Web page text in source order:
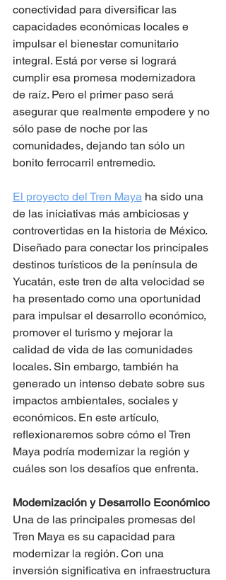
conectividad para diversificar las
capacidades económicas locales e
impulsar el bienestar comunitario
integral. Está por verse si logrará
cumplir esa promesa modernizadora
de raíz. Pero el primer paso será
asegurar que realmente empodere y no
sólo pase de noche por las
comunidades, dejando tan sólo un
bonito ferrocarril entremedio.
El proyecto del Tren Maya ha sido una
de las iniciativas más ambiciosas y
controvertidas en la historia de México.
Diseñado para conectar los principales
destinos turísticos de la península de
Yucatán, este tren de alta velocidad se
ha presentado como una oportunidad
para impulsar el desarrollo económico,
promover el turismo y mejorar la
calidad de vida de las comunidades
locales. Sin embargo, también ha
generado un intenso debate sobre sus
impactos ambientales, sociales y
económicos. En este artículo,
reflexionaremos sobre cómo el Tren
Maya podría modernizar la región y
cuáles son los desafíos que enfrenta.
Modernización y Desarrollo Económico
Una de las principales promesas del
Tren Maya es su capacidad para
modernizar la región. Con una
inversión significativa en infraestructura